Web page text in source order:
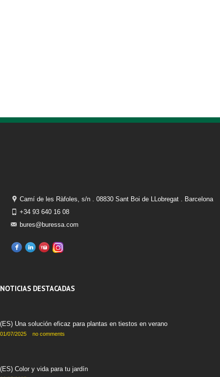
Camí de les Ràfoles, s/n . 08830 Sant Boi de LLobregat . Barcelona
+34 93 640 16 08
bures@buressa.com
NOTICIAS DESTACADAS
(ES) Una solución eficaz para plantas en tiestos en verano
01/07/2025 no comments
(ES) Color y vida para tu jardín